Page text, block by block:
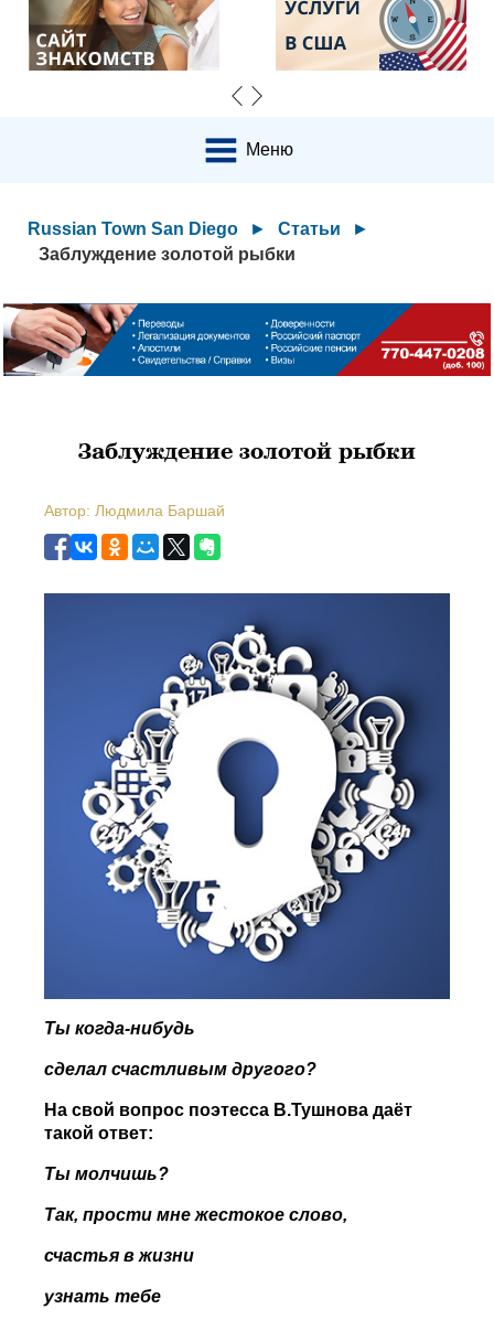
Меню
Russian Town San Diego ► Статьи
►
Заблуждение золотой рыбки
Заблуждение золотой рыбки
Автор: Людмила Баршай
Ты когда-нибудь
сделал счастливым другого?
На свой вопрос поэтесса В.Тушнова даёт
такой ответ:
Tы молчишь?
Так, прости мне жестокое слово,
счастья в жизни
узнать тебе